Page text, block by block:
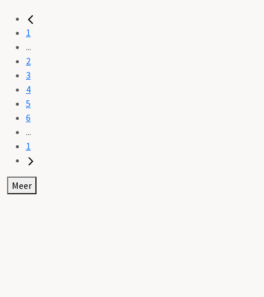
1
...
2
3
4
5
6
...
1
Meer